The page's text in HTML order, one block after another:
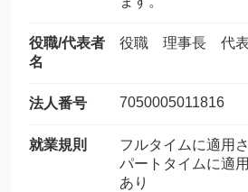
役職/代表者
名
役職 理事長 代
法人番号 7050005011816
就業規則
フルタイムに適
パートタイムに適
あり